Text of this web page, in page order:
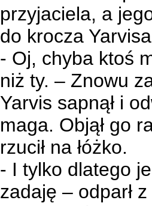
przyjaciela, a
do krocza
- Oj, chyba ktoś
niż ty. – Znowu
Yarvis sapnął i
maga. Objął go
rzucił na łóżko.
- I tylko dlatego
zadaję – odparł